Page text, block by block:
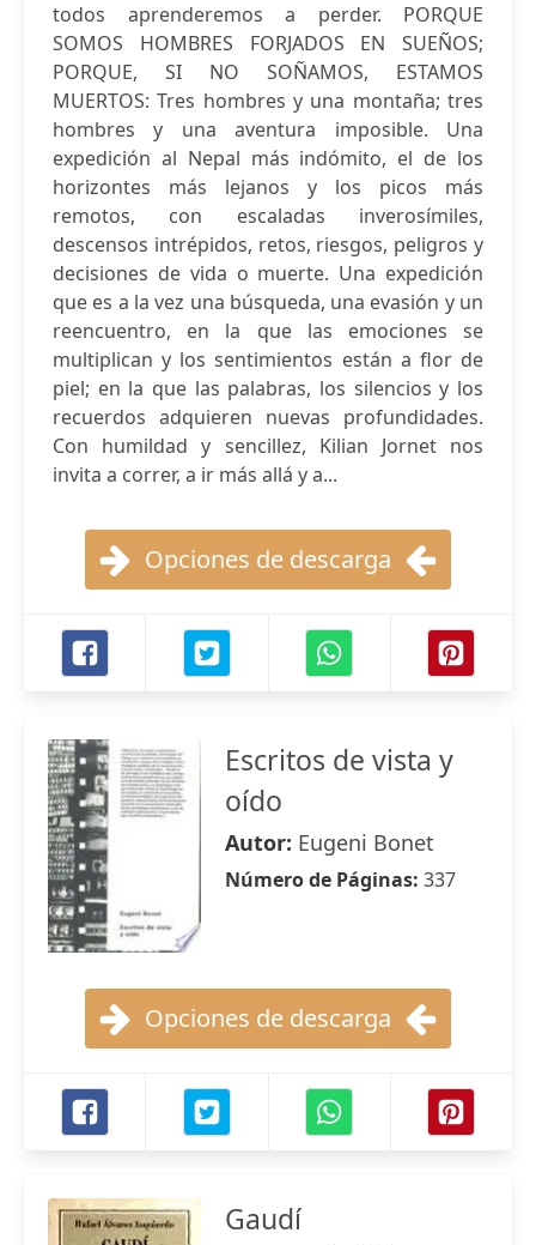
todos aprenderemos a perder. PORQUE
SOMOS HOMBRES FORJADOS EN SUEÑOS;
PORQUE, SI NO SOÑAMOS, ESTAMOS
MUERTOS: Tres hombres y una montaña; tres
hombres y una aventura imposible. Una
expedición al Nepal más indómito, el de los
horizontes más lejanos y los picos más
remotos, con escaladas inverosímiles,
descensos intrépidos, retos, riesgos, peligros y
decisiones de vida o muerte. Una expedición
que es a la vez una búsqueda, una evasión y un
reencuentro, en la que las emociones se
multiplican y los sentimientos están a flor de
piel; en la que las palabras, los silencios y los
recuerdos adquieren nuevas profundidades.
Con humildad y sencillez, Kilian Jornet nos
invita a correr, a ir más allá y a...
Opciones de descarga
Escritos de vista y
oído
Autor: Eugeni Bonet
Número de Páginas: 337
Opciones de descarga
Gaudí